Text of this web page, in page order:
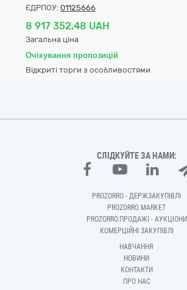
ЄДРПОУ: 01125666
8 917 352,48 UAH
Загальна ціна
Очікування пропозицій
Відкриті торги з особливостями
СЛІДКУЙТЕ ЗА НАМИ:
PROZORRO - ДЕРЖЗАКУПІВЛІ
PROZORRO MARKET
PROZORRO.ПРОДАЖІ - АУКЦІОНИ
КОМЕРЦІЙНІ ЗАКУПІВЛІ
НАВЧАННЯ
НОВИНИ
КОНТАКТИ
ПРО НАС